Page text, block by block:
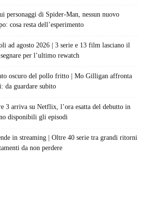
personaggi di Spider-Man, nessun nuovo
cosa resta dell’esperimento
ad agosto 2026 | 3 serie e 13 film lasciano il
per l’ultimo rewatch
oscuro del pollo fritto | Mo Gilligan affronta
da guardare subito
3 arriva su Netflix, l’ora esatta del debutto in
disponibili gli episodi
in streaming | Oltre 40 serie tra grandi ritorni
da non perdere